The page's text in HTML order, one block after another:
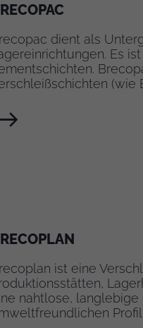
dient als
Es
(wie
ist eine
nahtlose,
Profil.